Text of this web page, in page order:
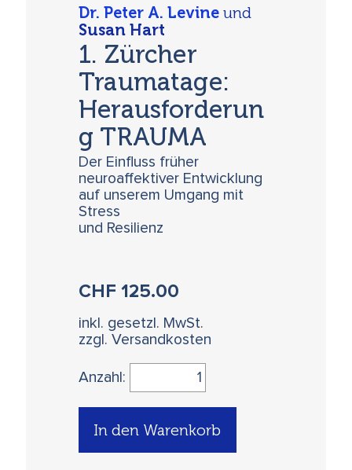
Dr. Peter A. Levine und
Susan Hart
1. Zürcher
Traumatage:
Herausforderun
g TRAUMA
Der Einfluss früher
neuroaffektiver Entwicklung
auf unserem Umgang mit
Stress
und Resilienz
CHF125.00
inkl. gesetzl. MwSt.
zzgl. Versandkosten
Anzahl:
In den Warenkorb